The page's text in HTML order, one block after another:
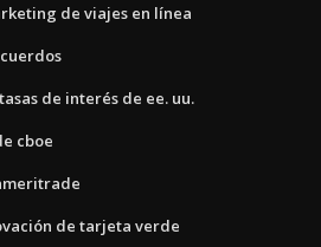
de viajes en línea
de interés de ee. uu.
cboe
de tarjeta verde